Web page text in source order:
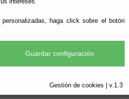
haga click sobre el botón
Guardar configuración
Gestión de cookies | v.1.3
de Febrero, 19 de Marzo, 09 y 10 de
30 de Septiembre, 12 de Octubre,
PLAZOS: